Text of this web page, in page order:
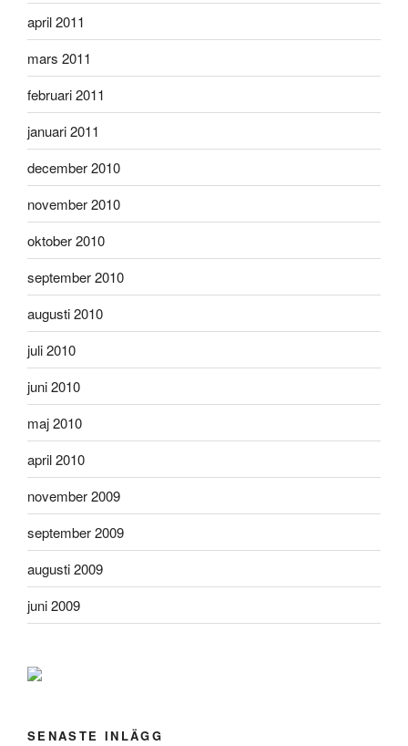
april 2011
mars 2011
februari 2011
januari 2011
december 2010
november 2010
oktober 2010
september 2010
augusti 2010
juli 2010
juni 2010
maj 2010
april 2010
november 2009
september 2009
augusti 2009
juni 2009
SENASTE INLÄGG